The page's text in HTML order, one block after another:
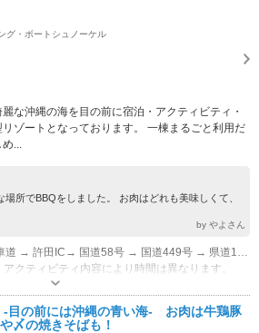
グ・ボートシュノーケル
な沖縄の海を目の前に宿泊・アクティビティ・
ゾートとなっております。 一棟まるごと利用だ
...
所でBBQをしました。 お肉はどれも美味しくて、
by やよさん
クティビティ内容により時間は異なります。
-目の前には沖縄の青い海- お肉は牛鶏豚
〆の焼きそばも！